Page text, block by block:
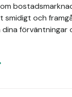
smidigt och
förväntningar